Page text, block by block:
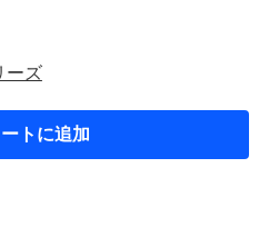
ーズ
トに追加